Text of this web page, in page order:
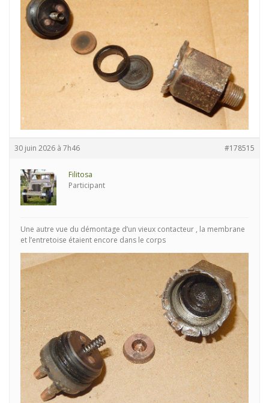
30 juin 2026 à 7h46 #178515
Filitosa
Participant
Une autre vue du démontage d’un vieux contacteur , la membrane
et l’entretoise étaient encore dans le corps